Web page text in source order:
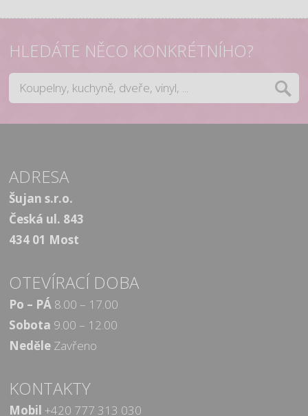
HLEDÁTE NĚCO KONKRÉTNÍHO?
ADRESA
Šujan s.r.o.
Česká ul. 843
434 01 Most
OTEVÍRACÍ DOBA
Po – PÁ 8.00 – 17.00
Sobota 9.00 – 12.00
Neděle Zavřeno
KONTAKTY
Mobil +420 777 313 030